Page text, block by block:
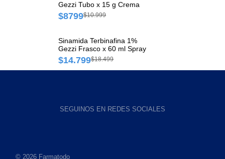
Gezzi Tubo x 15 g Crema
$8799$10.999
Sinamida Terbinafina 1%
Gezzi Frasco x 60 ml Spray
$14.799$18.499
SEGUINOS EN REDES SOCIALES
© 2026 Farmatodo